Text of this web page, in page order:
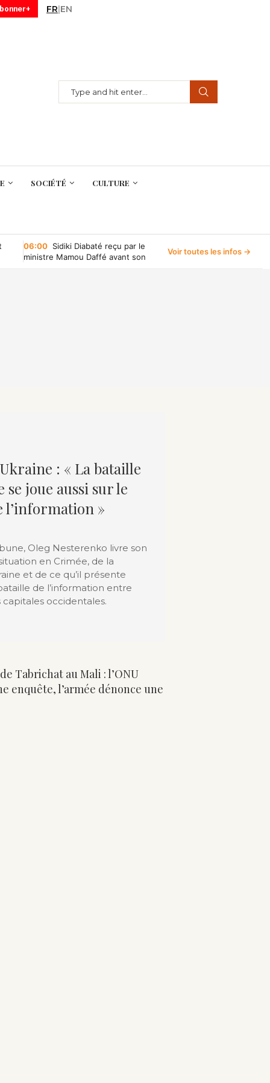
FR EN
SOCIÉTÉ CULTURE
06:00 Sidiki Diabaté reçu par le
ministre Mamou Daffé avant son
Voir toutes les infos →
: « La bataille
se joue aussi sur le
»
Oleg Nesterenko livre son
en Crimée, de la
et de ce qu’il présente
de l’information entre
occidentales.
Tabrichat au Mali : l’ONU
enquête, l’armée dénonce une